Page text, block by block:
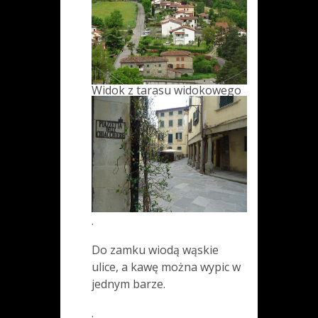
Widok z tarasu widokowego
.
Do zamku wiodą wąskie
ulice, a kawę można wypic w
jednym barze.
.